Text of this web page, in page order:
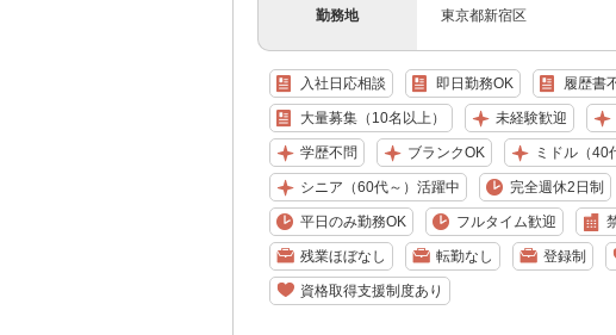
勤務地 東京都新宿区
入社日応相談 即日勤務OK 履歴書
大量募集（10名以上） 未経験歓迎
学歴不問 ブランクOK ミドル（40
シニア（60代～）活躍中 完全週休2日制
平日のみ勤務OK フルタイム歓迎
残業ほぼなし 転勤なし 登録制
資格取得支援制度あり